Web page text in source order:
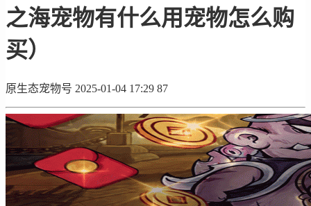
之海宠物有什么用宠物怎么购
买）
原生态宠物号 2025-01-04 17:29 87